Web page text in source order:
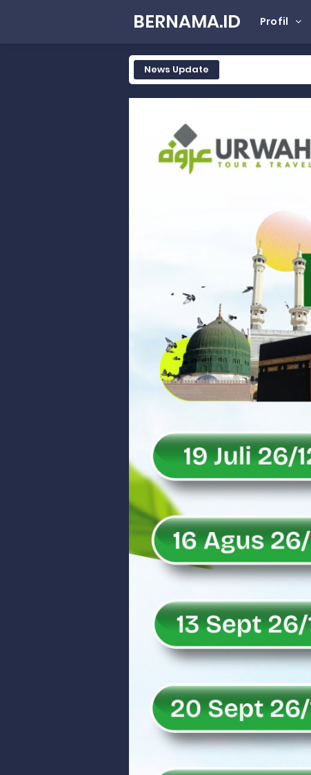
BERNAMA.ID Profil
News Update
Rahmat Saleh Komitmen
Rahmat Saleh Resmikan Hunian
Wakili Gubernur Sumbar, Kabiro
RELIS KEJAKSAAN TINGGI SUMATERA
RELIS KEJAKSAAN TINGGI
RELIS KEJAKSAAN TINGGI
Peringati Hari Koperasi ke-79,
Dilantik sebagai Ketua Umum
Bangunan Liar di Atas Aset PT
Soal Isu Kejati Sumatera Barat
Danrem 032/Wbr: Jadikan
Ini Penjelasan Kejaksaan Tinggi
Rahmat Saleh Ingatkan Agrinas
Danrem 032/Wbr Kunjungi Kodim
Sita Uang Tunai Rp 3 M terkait
Rahmat Saleh Sebut Langkah
Rahmat Saleh Puji Kinerja Dony
DANREM 032/WIRABRAJA
Dialog Inspiratif di Agam,
Danpusterad Resmi Tutup